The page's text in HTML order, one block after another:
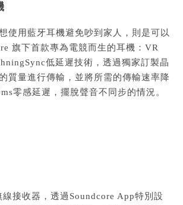
使用藍牙耳機避免吵到家人，則是可以
旗下首款專為電競而生的耳機： VR
低延遲技術，透過獨家訂製晶
質量進行傳輸，並將所需的傳輸速率降
零感延遲，擺脫聲音不同步的情況。
線接收器，透過 Soundcore App特別設